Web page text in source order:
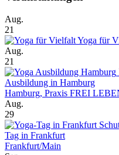
Aug.
21
Yoga für
Aug.
21
Ausbildung in Hamburg
Hamburg, Praxis FREI
Aug.
29
Tag in Frankfurt
Frankfurt/Main